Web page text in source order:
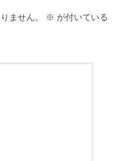
ません。 ※ が付いている